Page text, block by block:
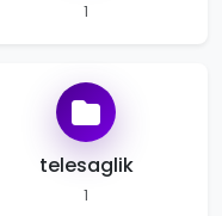
1
telesaglik
1